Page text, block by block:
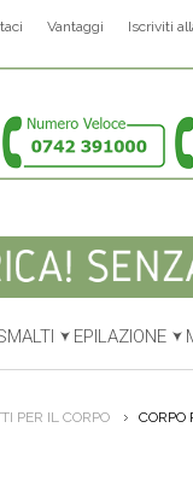
Vantaggi Iscriviti
EPILAZIONE
PER IL CORPO CORPO